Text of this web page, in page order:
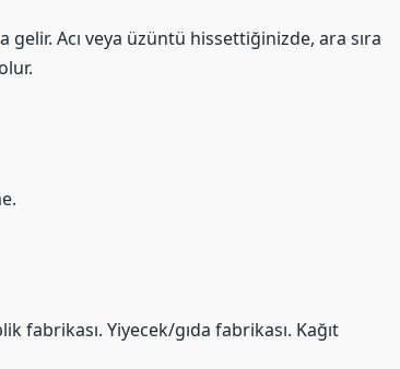
gelir. Acı veya üzüntü hissettiğinizde, ara sıra
fabrikası. Yiyecek/gıda fabrikası. Kağıt